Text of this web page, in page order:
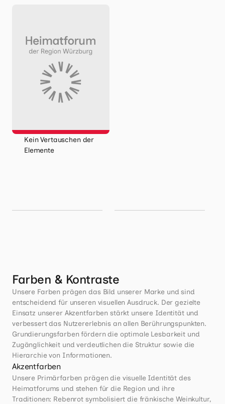
Kein Vertauschen der
Elemente
Farben & Kontraste
Unsere Farben prägen das Bild unserer Marke und sind
entscheidend für unseren visuellen Ausdruck. Der gezielte
Einsatz unserer Akzentfarben stärkt unsere Identität und
verbessert das Nutzererlebnis an allen Berührungspunkten.
Grundierungsfarben fördern die optimale Lesbarkeit und
Zugänglichkeit und verdeutlichen die Struktur sowie die
Hierarchie von Informationen.
Akzentfarben
Unsere Primärfarben prägen die visuelle Identität des
Heimatforums und stehen für die Region und ihre
Traditionen: Rebenrot symbolisiert die fränkische Weinkultur,